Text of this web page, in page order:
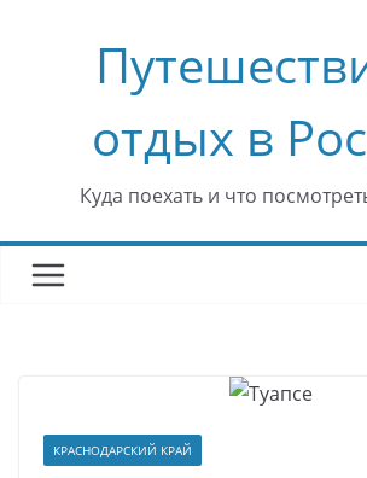
содержимому
отдых в
Куда поехать и что
КРАСНОДАРСКИЙ КРАЙ